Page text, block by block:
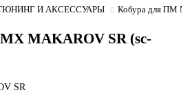
И АКСЕССУАРЫ Кобура для ПМ
MAKAROV SR (sc-
SR